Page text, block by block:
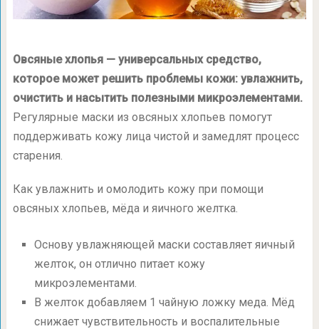
Овсяные хлопья — универсальных средство,
которое может решить проблемы кожи: увлажнить,
очистить и насытить полезными микроэлементами.
Регулярные маски из овсяных хлопьев помогут
поддерживать кожу лица чистой и замедлят процесс
старения.
Как увлажнить и омолодить кожу при помощи
овсяных хлопьев, мёда и яичного желтка.
Основу увлажняющей маски составляет яичный
желток, он отлично питает кожу
микроэлементами.
В желток добавляем 1 чайную ложку меда. Мёд
снижает чувствительность и воспалительные